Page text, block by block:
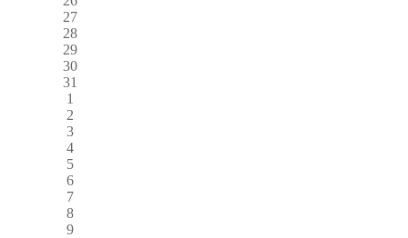
27
28
29
30
31
1
2
3
4
5
6
7
8
9